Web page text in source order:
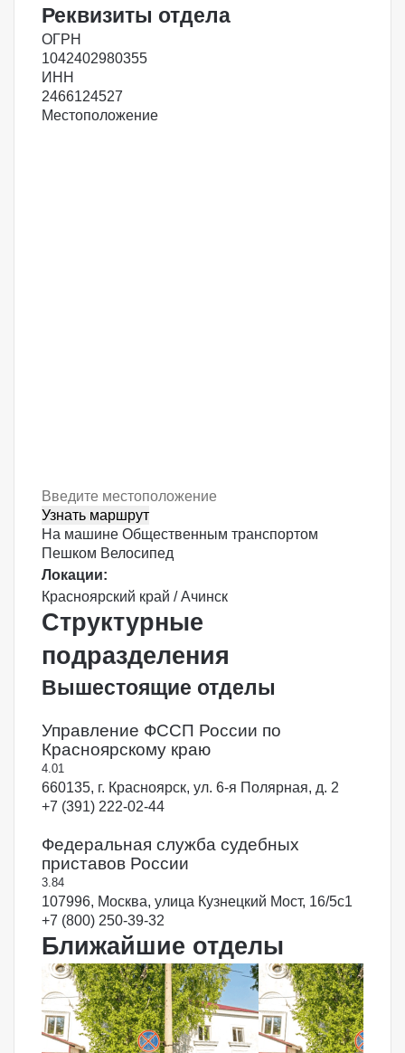
Реквизиты отдела
ОГРН
1042402980355
ИНН
2466124527
Местоположение
Узнать маршрут
На машине Общественным транспортом
Пешком Велосипед
Локации:
Красноярский край / Ачинск
Структурные
подразделения
Вышестоящие отделы
Управление ФССП России по
Красноярскому краю
4.01
660135, г. Красноярск, ул. 6-я Полярная, д. 2
+7 (391) 222-02-44
Федеральная служба судебных
приставов России
3.84
107996, Москва, улица Кузнецкий Мост, 16/5с1
+7 (800) 250-39-32
Ближайшие отделы